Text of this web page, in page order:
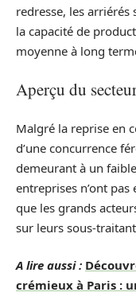
redresse, les arriérés
la capacité de
moyenne à long
Aperçu du
Malgré la reprise en
d’une concurrence
demeurant à un
entreprises n’ont
que les grands
sur leurs sous-
A lire aussi :
crémieux à Paris :